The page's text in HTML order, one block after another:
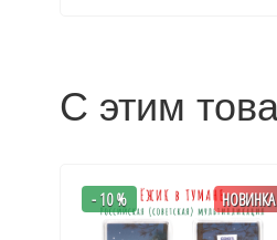
С этим
- 10 % НОВИНКА